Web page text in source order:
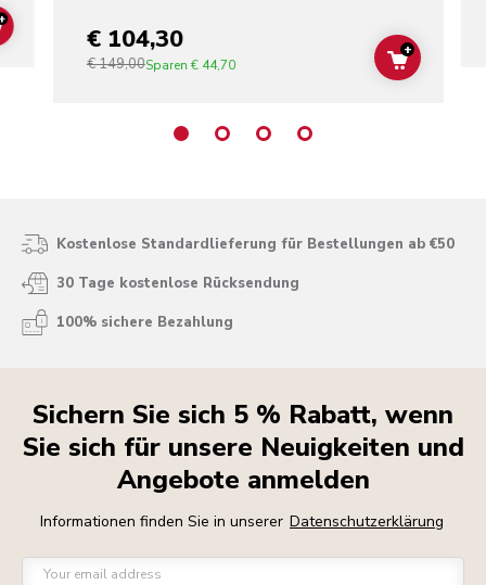
ADD TO CART€ 104,30
€ 149,00Sparen € 44,70 ADD TO
+
Kostenlose Standardlieferung für Bestellungen ab €50
30 Tage kostenlose Rücksendung
100% sichere Bezahlung
Sichern Sie sich 5 % Rabatt, wenn
Sie sich für unsere Neuigkeiten und
Angebote anmelden
Informationen finden Sie in unserer Datenschutzerklärung
Your email address